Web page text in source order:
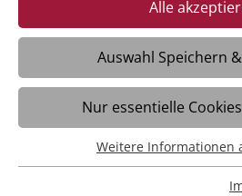
spüren
Meckenbeuren/Liebenau
den Mitarbeitende und
Häuser St. Raphael und
Fachzentrum Liebenau
erwartet hatten: die
Alle
Auswahl Speichern
Nur essentielle
Essentiell
Essentielle Cookies werden für
Weitere Informationen